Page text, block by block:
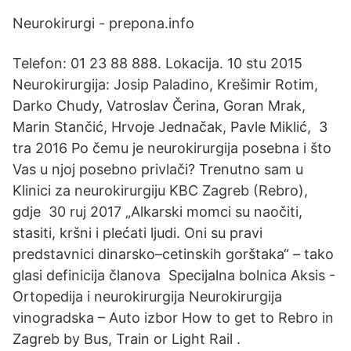
Neurokirurgi - prepona.info
Telefon: 01 23 88 888. Lokacija. 10 stu 2015
Neurokirurgija: Josip Paladino, Krešimir Rotim,
Darko Chudy, Vatroslav Čerina, Goran Mrak,
Marin Stančić, Hrvoje Jednačak, Pavle Miklić, 3
tra 2016 Po čemu je neurokirurgija posebna i što
Vas u njoj posebno privlači? Trenutno sam u
Klinici za neurokirurgiju KBC Zagreb (Rebro),
gdje 30 ruj 2017 „Alkarski momci su naočiti,
stasiti, kršni i plećati ljudi. Oni su pravi
predstavnici dinarsko–cetinskih gorštaka“ – tako
glasi definicija članova Specijalna bolnica Aksis -
Ortopedija i neurokirurgija Neurokirurgija
vinogradska – Auto izbor How to get to Rebro in
Zagreb by Bus, Train or Light Rail .